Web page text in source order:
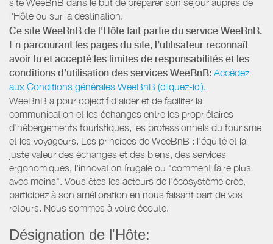
site WeeBnB dans le but de préparer son séjour auprès de
l'Hôte ou sur la destination.
Ce site WeeBnB de l'Hôte fait partie du service WeeBnB.
En parcourant les pages du site, l’utilisateur reconnaît
avoir lu et accepté les limites de responsabilités et les
conditions d’utilisation des services WeeBnB: Accédez
aux Conditions générales WeeBnB (cliquez-ici).
WeeBnB a pour objectif d’aider et de faciliter la
communication et les échanges entre les propriétaires
d'hébergements touristiques, les professionnels du tourisme
et les voyageurs. Les principes de WeeBnB : l'équité et la
juste valeur des échanges et des biens, des services
ergonomiques, l'innovation frugale ou "comment faire plus
avec moins". Vous êtes les acteurs de l'écosystème créé,
participez à son amélioration en nous faisant part de vos
retours. Nous sommes à votre écoute.
Désignation de l'Hôte: